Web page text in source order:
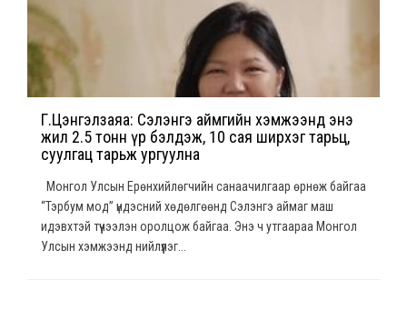
Г.Цэнгэлзаяа: Сэлэнгэ аймгийн хэмжээнд энэ
жил 2.5 тонн үр бэлдэж, 10 сая ширхэг тарьц,
суулгац тарьж ургуулна
Монгол Улсын Ерөнхийлөгчийн санаачилгаар өрнөж байгаа
“Тэрбум мод” үндэсний хөдөлгөөнд Сэлэнгэ аймаг маш
идэвхтэй түүчээлэн оролцож байгаа. Энэ ч утгаараа Монгол
Улсын хэмжээнд нийлүүлэг...